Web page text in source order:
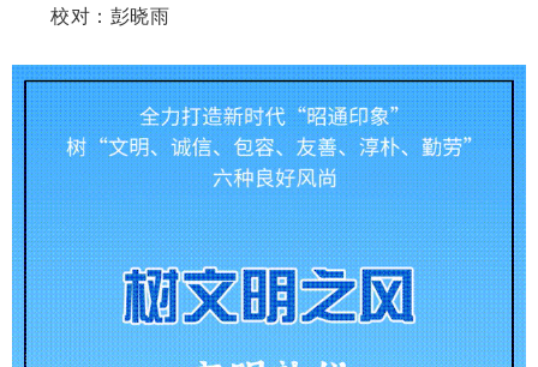
校对：彭晓雨